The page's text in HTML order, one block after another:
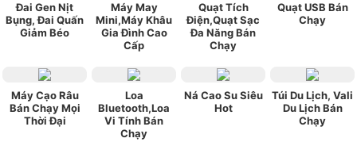
Đai Gen Nịt
Bụng, Đai Quấn
Giảm Béo
Máy May
Mini,Máy Khâu
Gia Đình Cao
Cấp
Quạt Tích
Điện,Quạt Sạc
Đa Năng Bán
Chạy
Quạt USB Bán
Chạy
Máy Cạo Râu
Bán Chạy Mọi
Thời Đại
Loa
Bluetooth,Loa
Vi Tính Bán
Chạy
Ná Cao Su Siêu
Hot
Túi Du Lịch, Vali
Du Lịch Bán
Chạy